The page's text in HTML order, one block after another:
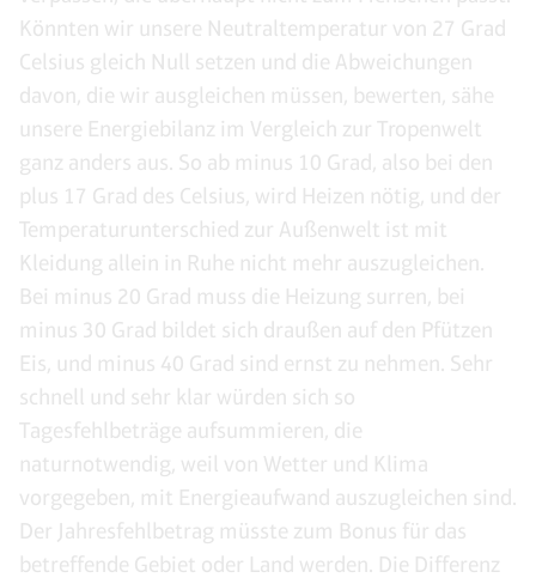
Könnten wir unsere Neutraltemperatur von 27 Grad
Celsius gleich Null setzen und die Abweichungen
davon, die wir ausgleichen müssen, bewerten, sähe
unsere Energiebilanz im Vergleich zur Tropenwelt
ganz anders aus. So ab minus 10 Grad, also bei den
plus 17 Grad des Celsius, wird Heizen nötig, und der
Temperaturunterschied zur Außenwelt ist mit
Kleidung allein in Ruhe nicht mehr auszugleichen.
Bei minus 20 Grad muss die Heizung surren, bei
minus 30 Grad bildet sich draußen auf den Pfützen
Eis, und minus 40 Grad sind ernst zu nehmen. Sehr
schnell und sehr klar würden sich so
Tagesfehlbeträge aufsummieren, die
naturnotwendig, weil von Wetter und Klima
vorgegeben, mit Energieaufwand auszugleichen sind.
Der Jahresfehlbetrag müsste zum Bonus für das
betreffende Gebiet oder Land werden. Die Differenz